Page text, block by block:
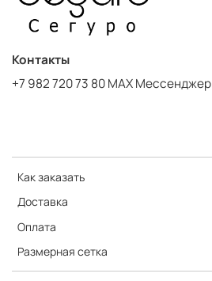
Как заказать
Доставка
Оплата
Размерная сетка
Контакты
+7 982 720 73 80 MAX Мессенджер